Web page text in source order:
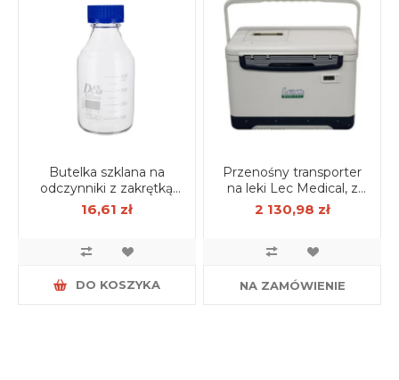
Butelka szklana na
odczynniki z zakrętką
GL45 500 ml
16,61 zł
DO KOSZYKA
Przenośny transporter
na leki Lec Medical, z
wkładami żelowymi 18 l
2 130,98 zł
NA ZAMÓWIENIE